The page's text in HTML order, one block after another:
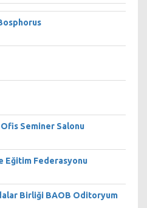
Seminer Salonu
Eğitim Federasyonu
Birliği BAOB Oditoryum